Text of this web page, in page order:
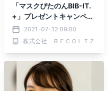
「マスクぴたのんBIB-IT.
+」プレゼントキャンペー
ン開催2021-07-12 09:00
株式会社 ＲＥＣＯＬＴＺ